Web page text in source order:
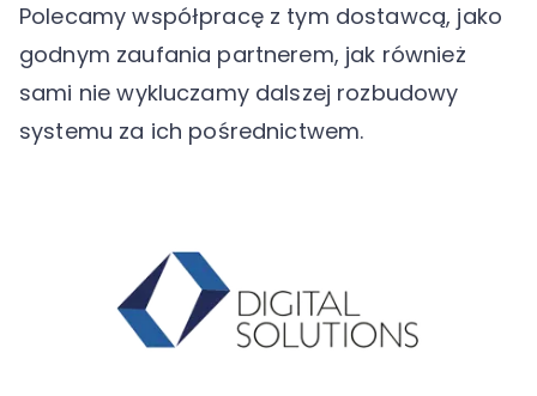
Polecamy współpracę z tym dostawcą, jako
godnym zaufania partnerem, jak również
sami nie wykluczamy dalszej rozbudowy
systemu za ich pośrednictwem.